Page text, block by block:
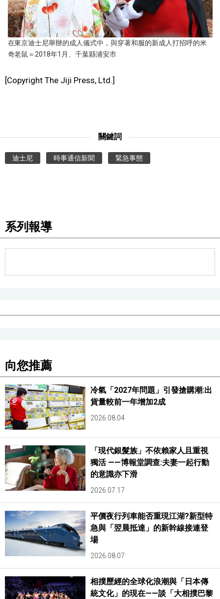
工作勞動
家庭
編輯部通知
在東京迪士尼舉辦的成人儀式中，與穿著和服的新成人打招呼的米
奇老鼠＝2018年1月、千葉縣浦安市
[Copyright The Jiji Press, Ltd.]
關鍵詞
迪士尼 時事通信新聞 緊急事態
系列報導
向您推薦
冷氣「2027年問題」引發搶購潮:出
貨量較前一年增加2成
2026.08.04
「現代銀髮族」不依賴家人且重視
獨活 ——博報堂調查:夫妻一起行動
的意識亦下滑
2026.07.17
平價夜行列車能否重現江湖?新型特
急與「翌晨抵達」的新幹線接連登
場
2026.08.07
相撲歷經的全球化浪潮與「日本傳
統文化」的現在——談「大相撲巴黎